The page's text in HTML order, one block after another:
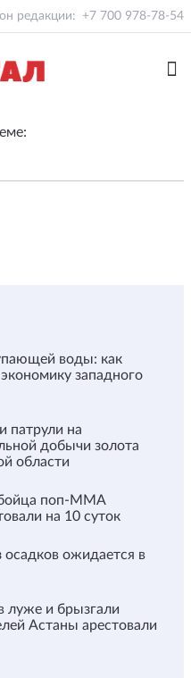
редакции: +7 700 978-78-54
воды: как
западного
патрули на
добычи золота
области
бойца поп-ММА
на 10 суток
осадков ожидается в
луже и брызгали
Астаны арестовали